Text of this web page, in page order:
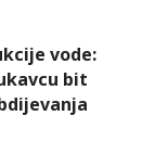
vode:
bit